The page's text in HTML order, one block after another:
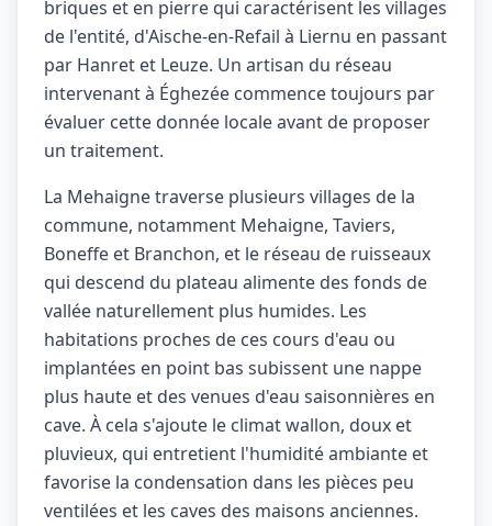
briques et en pierre qui caractérisent les villages
de l'entité, d'Aische-en-Refail à Liernu en passant
par Hanret et Leuze. Un artisan du réseau
intervenant à Éghezée commence toujours par
évaluer cette donnée locale avant de proposer
un traitement.
La Mehaigne traverse plusieurs villages de la
commune, notamment Mehaigne, Taviers,
Boneffe et Branchon, et le réseau de ruisseaux
qui descend du plateau alimente des fonds de
vallée naturellement plus humides. Les
habitations proches de ces cours d'eau ou
implantées en point bas subissent une nappe
plus haute et des venues d'eau saisonnières en
cave. À cela s'ajoute le climat wallon, doux et
pluvieux, qui entretient l'humidité ambiante et
favorise la condensation dans les pièces peu
ventilées et les caves des maisons anciennes.